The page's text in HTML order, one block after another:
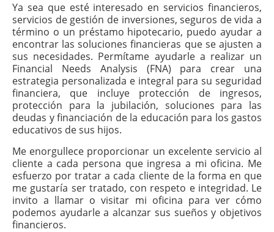
Ya sea que esté interesado en servicios financieros,
servicios de gestión de inversiones, seguros de vida a
término o un préstamo hipotecario, puedo ayudar a
encontrar las soluciones financieras que se ajusten a
sus necesidades. Permítame ayudarle a realizar un
Financial Needs Analysis (FNA) para crear una
estrategia personalizada e integral para su seguridad
financiera, que incluye protección de ingresos,
protección para la jubilación, soluciones para las
deudas y financiación de la educación para los gastos
educativos de sus hijos.
Me enorgullece proporcionar un excelente servicio al
cliente a cada persona que ingresa a mi oficina. Me
esfuerzo por tratar a cada cliente de la forma en que
me gustaría ser tratado, con respeto e integridad. Le
invito a llamar o visitar mi oficina para ver cómo
podemos ayudarle a alcanzar sus sueños y objetivos
financieros.